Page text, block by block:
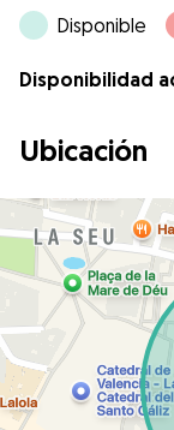
Disponible
Disponibilidad
Ubicación